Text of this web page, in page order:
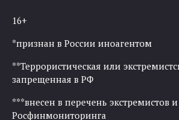
16+
*признан в России иноагентом
**Террористическая или
запрещенная в РФ
***внесен в перечень экстремистов
Росфинмониторинга